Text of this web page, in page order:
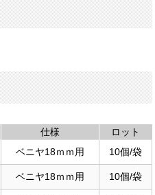
仕様
ロット
ベニヤ18ｍｍ用 10個/袋
ベニヤ18ｍｍ用 10個/袋